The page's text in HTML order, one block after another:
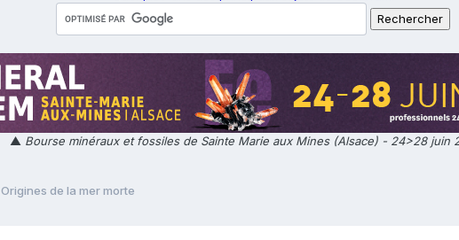
▲ Bourse minéraux et fossiles de Sainte Marie aux Mines (Alsace) - 24>28 juin
Origines de la mer morte